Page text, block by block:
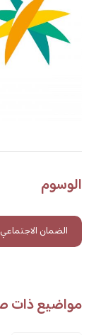
الوسوم
الضمان الاجتماعي
مواضيع ذات